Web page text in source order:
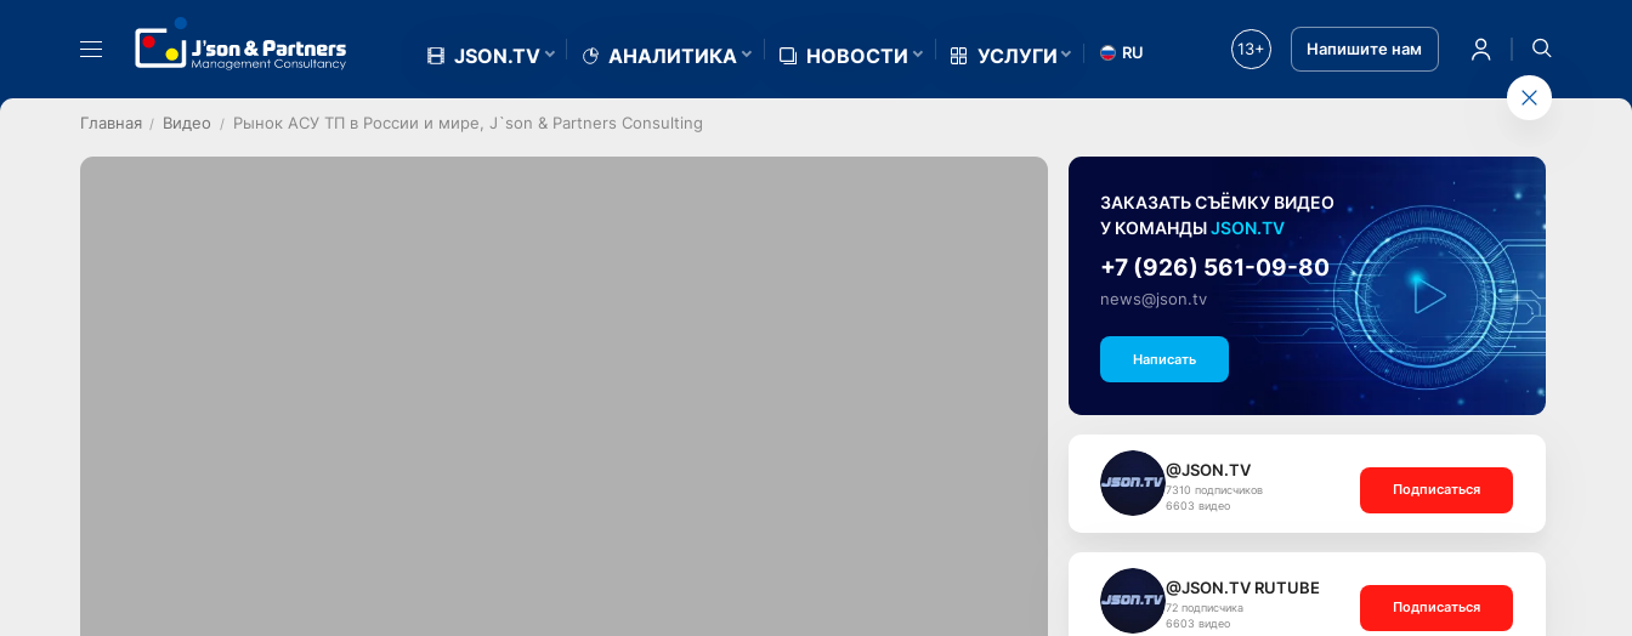
JSON.TV АНАЛИТИКА НОВОСТИ УСЛУГИ RU 13+ Напишите нам
Главная Видео Рынок АСУ ТП в России и мире, J`son & Partners Consulting
ЗАКАЗАТЬ СЪЁМКУ ВИДЕО
У КОМАНДЫJSON.TV
+7 (926) 561-09-80
news@json.tv
Написать
@JSON.TV
7310 подписчиков
6603 видео
Подписаться
@JSON.TV RUTUBE
72 подписчика
6603 видео
Подписаться